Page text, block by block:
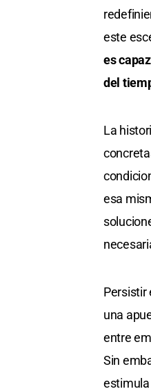
este
es
del
La
esa
Persistir
una
entre
Sin
estimula